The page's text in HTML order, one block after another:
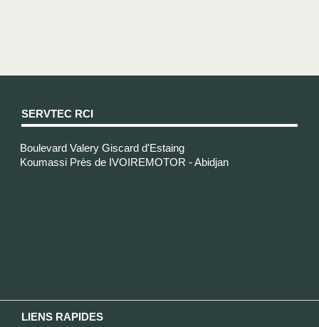
SERVTEC RCI
Boulevard Valery Giscard d'Estaing
Koumassi Près de IVOIREMOTOR - Abidjan
LIENS RAPIDES